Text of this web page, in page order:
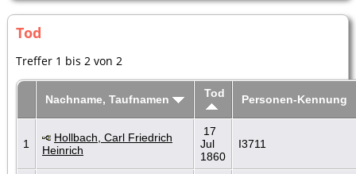
Tod
Treffer 1 bis 2 von 2
Nachname, Taufnamen Tod Personen-Kennung
1
Hollbach, Carl Friedrich
Heinrich
17
Jul
1860
I3711